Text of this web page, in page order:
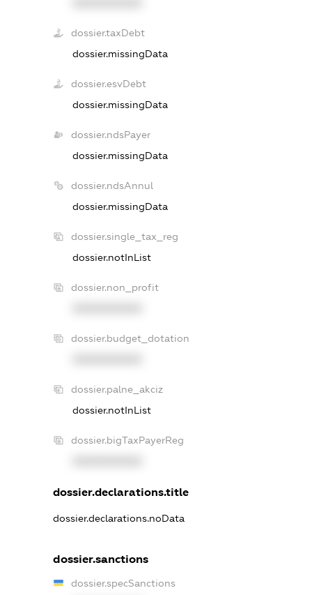
dossier.taxDebt
dossier.missingData
dossier.esvDebt
dossier.missingData
dossier.ndsPayer
dossier.missingData
dossier.ndsAnnul
dossier.missingData
dossier.single_tax_reg
dossier.notInList
dossier.non_profit
dossier.budget_dotation
dossier.palne_akciz
dossier.notInList
dossier.bigTaxPayerReg
dossier.declarations.title
dossier.declarations.noData
dossier.sanctions
dossier.specSanctions